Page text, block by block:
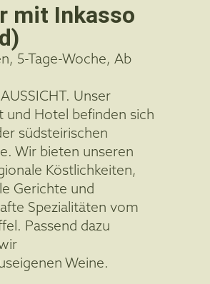
mit Inkasso
5-Tage-Woche, Ab
Unser
und Hotel befinden sich
südsteirischen
Wir bieten unseren
Köstlichkeiten,
Gerichte und
Spezialitäten vom
Passend dazu
Weine.